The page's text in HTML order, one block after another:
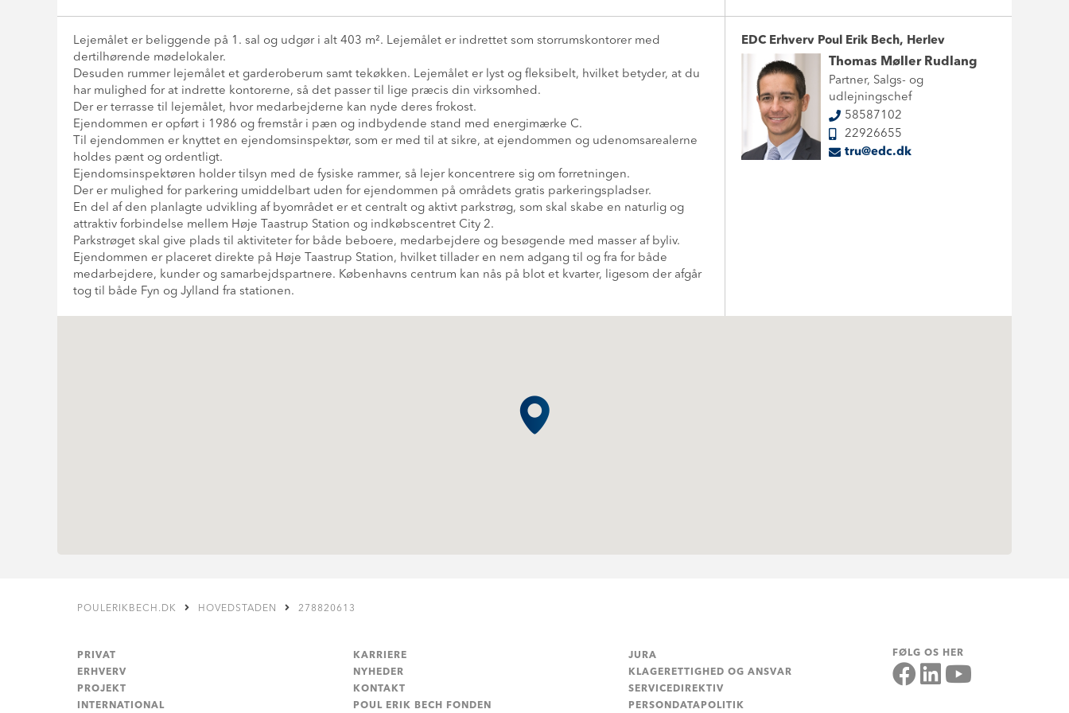
Lejemålet er beliggende på 1. sal og udgør i alt 403 m². Lejemålet er indrettet som storrumskontorer med
dertilhørende mødelokaler.
Desuden rummer lejemålet et garderoberum samt tekøkken. Lejemålet er lyst og fleksibelt, hvilket betyder, at du
har mulighed for at indrette kontorerne, så det passer til lige præcis din virksomhed.
Der er terrasse til lejemålet, hvor medarbejderne kan nyde deres frokost.
Ejendommen er opført i 1986 og fremstår i pæn og indbydende stand med energimærke C.
Til ejendommen er knyttet en ejendomsinspektør, som er med til at sikre, at ejendommen og udenomsarealerne
holdes pænt og ordentligt.
Ejendomsinspektøren holder tilsyn med de fysiske rammer, så lejer koncentrere sig om forretningen.
Der er mulighed for parkering umiddelbart uden for ejendommen på områdets gratis parkeringspladser.
En del af den planlagte udvikling af byområdet er et centralt og aktivt parkstrøg, som skal skabe en naturlig og
attraktiv forbindelse mellem Høje Taastrup Station og indkøbscentret City 2.
Parkstrøget skal give plads til aktiviteter for både beboere, medarbejdere og besøgende med masser af byliv.
Ejendommen er placeret direkte på Høje Taastrup Station, hvilket tillader en nem adgang til og fra for både
medarbejdere, kunder og samarbejdspartnere. Københavns centrum kan nås på blot et kvarter, ligesom der afgår
tog til både Fyn og Jylland fra stationen.
EDC Erhverv Poul Erik Bech, Herlev
Thomas Møller Rudlang
Partner, Salgs- og
udlejningschef
58587102
22926655
tru@edc.dk
POULERIKBECH.DK HOVEDSTADEN 278820613
PRIVAT
ERHVERV
PROJEKT
INTERNATIONAL
KARRIERE
NYHEDER
KONTAKT
POUL ERIK BECH FONDEN
JURA
KLAGERETTIGHED OG ANSVAR
SERVICEDIREKTIV
PERSONDATAPOLITIK
FØLG OS HER